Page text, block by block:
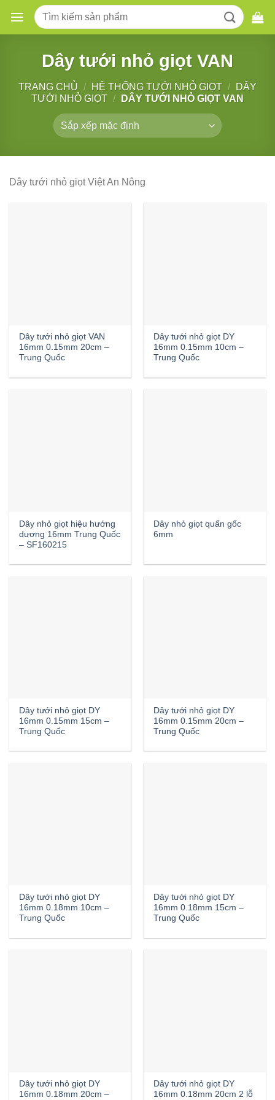
content
Tìm
kiếm:
Dây tưới nhỏ giọt VAN
TRANG CHỦ / HỆ THỐNG TƯỚI NHỎ GIỌT /
DÂY
TƯỚI NHỎ GIỌT / DÂY TƯỚI NHỎ GIỌT VAN
Dây tưới nhỏ giọt Việt An Nông
Dây tưới nhỏ giọt VAN
16mm 0.15mm 20cm –
Trung Quốc
Dây tưới nhỏ giọt DY
16mm 0.15mm 10cm –
Trung Quốc
Dây nhỏ giọt hiệu hướng
dương 16mm Trung Quốc
– SF160215
Dây nhỏ giọt quấn gốc
6mm
Dây tưới nhỏ giọt DY
16mm 0.15mm 15cm –
Trung Quốc
Dây tưới nhỏ giọt DY
16mm 0.15mm 20cm –
Trung Quốc
Dây tưới nhỏ giọt DY
16mm 0.18mm 10cm –
Trung Quốc
Dây tưới nhỏ giọt DY
16mm 0.18mm 15cm –
Trung Quốc
Dây tưới nhỏ giọt DY
16mm 0.18mm 20cm –
Dây tưới nhỏ giọt DY
16mm 0.18mm 20cm 2 lỗ